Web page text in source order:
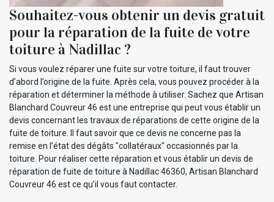
Souhaitez-vous obtenir un devis gratuit
pour la réparation de la fuite de votre
toiture à Nadillac ?
Si vous voulez réparer une fuite sur votre toiture, il faut trouver
d’abord l’origine de la fuite. Après cela, vous pouvez procéder à la
réparation et déterminer la méthode à utiliser. Sachez que Artisan
Blanchard Couvreur 46 est une entreprise qui peut vous établir un
devis concernant les travaux de réparations de cette origine de la
fuite de toiture. Il faut savoir que ce devis ne concerne pas la
remise en l’état des dégâts "collatéraux" occasionnés par la
toiture. Pour réaliser cette réparation et vous établir un devis de
réparation de fuite de toiture à Nadillac 46360, Artisan Blanchard
Couvreur 46 est ce qu’il vous faut contacter.